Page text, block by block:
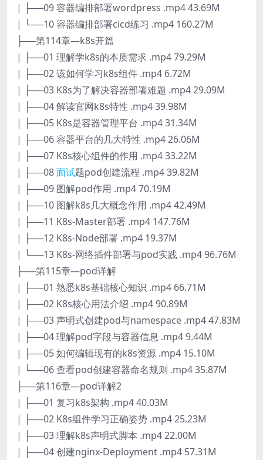
| ├──09 容器编排部署wordpress .mp4 43.69M
| └──10 容器编排部署cicd练习 .mp4 160.27M
├──第114章—k8s开篇
| ├──01 理解学k8s的本质需求 .mp4 79.29M
| ├──02 该如何学习k8s组件 .mp4 6.72M
| ├──03 K8s为了解决容器部署难题 .mp4 29.09M
| ├──04 解读官网k8s特性 .mp4 39.98M
| ├──05 K8s是容器管理平台 .mp4 31.34M
| ├──06 容器平台的几大特性 .mp4 26.06M
| ├──07 K8s核心组件的作用 .mp4 33.22M
| ├──08面试题pod创建流程 .mp4 39.82M
| ├──09 图解pod作用 .mp4 70.19M
| ├──10 图解k8s几大概念作用 .mp4 42.49M
| ├──11 K8s-Master部署 .mp4 147.76M
| ├──12 K8s-Node部署 .mp4 19.37M
| └──13 K8s-网络插件部署与pod实践 .mp4 96.76M
├──第115章—pod详解
| ├──01 熟悉k8s基础核心知识 .mp4 66.71M
| ├──02 K8s核心用法介绍 .mp4 90.89M
| ├──03 声明式创建pod与namespace .mp4 47.83M
| ├──04 理解pod字段与容器信息 .mp4 9.44M
| ├──05 如何编辑现有的k8s资源 .mp4 15.10M
| └──06 查看pod创建容器命名规则 .mp4 35.87M
├──第116章—pod详解2
| ├──01 复习k8s架构 .mp4 40.03M
| ├──02 K8s组件学习正确姿势 .mp4 25.23M
| ├──03 理解k8s声明式脚本 .mp4 22.00M
| ├──04 创建nginx-Deployment .mp4 57.31M